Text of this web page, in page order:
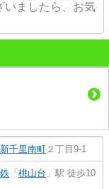
いましたら、お気
新千里南町 ２丁目9-1
「 桃山台 」駅 徒歩10